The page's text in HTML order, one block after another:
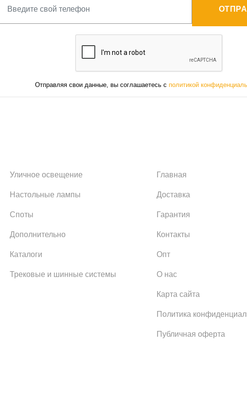
Отправляя свои данные, вы соглашаетесь с политикой
Уличное освещение
Настольные лампы
Споты
Дополнительно
Каталоги
Трековые и шинные системы
Главная
Доставка
Гарантия
Контакты
Опт
О нас
Карта сайта
Политика
Публичная оферта